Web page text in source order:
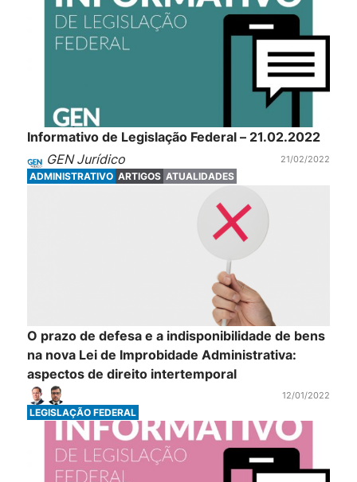
Informativo de Legislação Federal – 21.02.2022
GEN Jurídico
21/02/2022
ADMINISTRATIVO ARTIGOS ATUALIDADES
O prazo de defesa e a indisponibilidade de bens
na nova Lei de Improbidade Administrativa:
aspectos de direito intertemporal
12/01/2022
LEGISLAÇÃO FEDERAL